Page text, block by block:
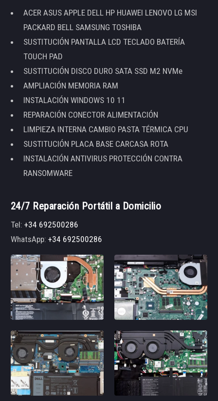
ACER ASUS APPLE DELL HP HUAWEI LENOVO LG MSI
PACKARD BELL SAMSUNG TOSHIBA
SUSTITUCIÓN PANTALLA LCD TECLADO BATERÍA
TOUCH PAD
SUSTITUCIÓN DISCO DURO SATA SSD M2 NVMe
AMPLIACIÓN MEMORIA RAM
INSTALACIÓN WINDOWS 10 11
REPARACIÓN CONECTOR ALIMENTACIÓN
LIMPIEZA INTERNA CAMBIO PASTA TÉRMICA CPU
SUSTITUCIÓN PLACA BASE CARCASA ROTA
INSTALACIÓN ANTIVIRUS PROTECCIÓN CONTRA
RANSOMWARE
24/7 Reparación Portátil a Domicilio
Tel:+34 692500286
WhatsApp:+34 692500286